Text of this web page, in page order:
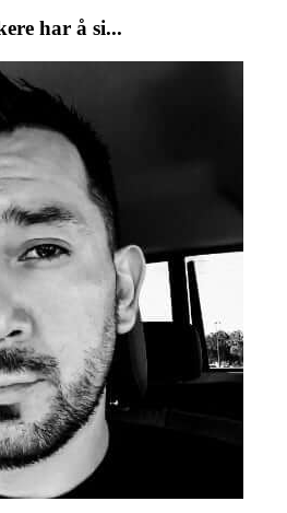
har å si...